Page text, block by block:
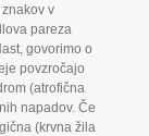
v
pareza
,govorimo o
povzročajo
(atrofična
napadov. Če
(krvna žila